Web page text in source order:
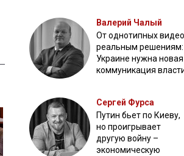
Валерий Чалый
От однотипных
реальным решениям:
Украине нужна новая
коммуникация
Сергей Фурса
Путин бьет по Киеву,
но проигрывает
другую войну –
экономическую